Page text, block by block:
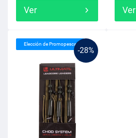
Ver Ver
-28%
Elección de Promopesca